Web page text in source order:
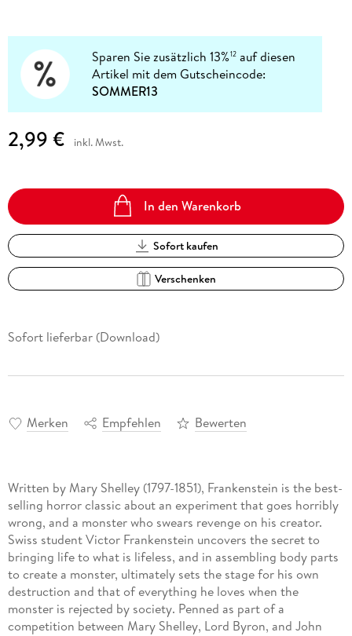
Sparen Sie zusätzlich 13%12 auf diesen
Artikel mit dem Gutscheincode:
SOMMER13
2,99 € inkl. Mwst.
In den Warenkorb
Sofort kaufen
Verschenken
Sofort lieferbar (Download)
Merken Empfehlen Bewerten
Written by Mary Shelley (1797-1851), Frankenstein is the best-
selling horror classic about an experiment that goes horribly
wrong, and a monster who swears revenge on his creator.
Swiss student Victor Frankenstein uncovers the secret to
bringing life to what is lifeless, and in assembling body parts
to create a monster, ultimately sets the stage for his own
destruction and that of everything he loves when the
monster is rejected by society. Penned as part of a
competition between Mary Shelley, Lord Byron, and John